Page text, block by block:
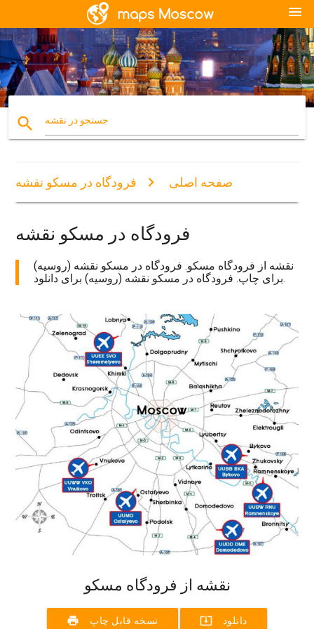
menu
search جستجو در نقشه
صفحه اصلی فرودگاه در مسکو نقشه
فرودگاه در مسکو نقشه
نقشه از فرودگاه مسکو. فرودگاه در مسکو نقشه (روسیه)
برای چاپ. فرودگاه در مسکو نقشه (روسیه) برای دانلود.
نقشه از فرودگاه مسکو
print نسخه قابل چاپ system_update_alt دانلود